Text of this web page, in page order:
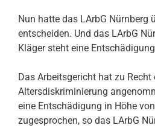
Nun hatte das LArbG Nürnberg
entscheiden. Und das LArbG
Kläger steht eine
Das Arbeitsgericht hat zu Recht
Altersdiskriminierung
eine Entschädigung in Höhe
zugesprochen, so das LArbG